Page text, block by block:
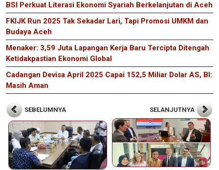
BSI Perkuat Literasi Ekonomi Syariah Berkelanjutan di Aceh
FKIJK Run 2025 Tak Sekadar Lari, Tapi Promosi UMKM dan
Budaya Aceh
Menaker: 3,59 Juta Lapangan Kerja Baru Tercipta Ditengah
Ketidakpastian Ekonomi Global
Cadangan Devisa April 2025 Capai 152,5 Miliar Dolar AS, BI:
Masih Aman
SEBELUMNYA SELANJUTNYA